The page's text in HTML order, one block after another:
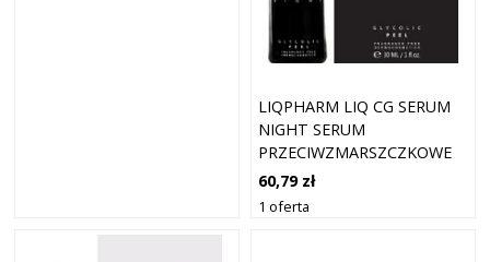
LIQPHARM LIQ CG SERUM
NIGHT SERUM
PRZECIWZMARSZCZKOWE
30 ML
60,79 zł
1 oferta